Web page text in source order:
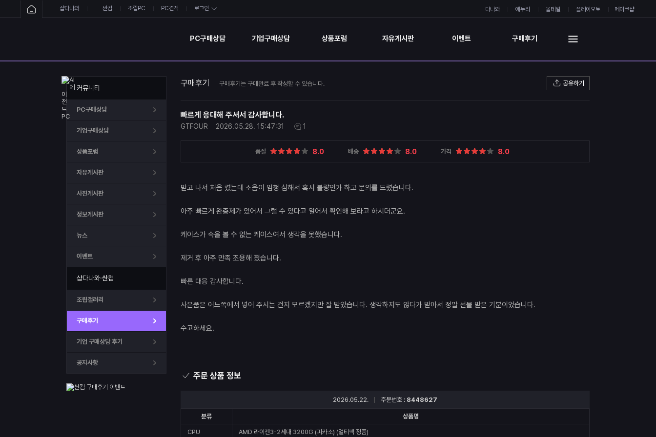
샵다나와 싼컴 조립PC PC견적 로그인 다나와 에누리 몰테일 플레이오토 메이크샵
PC구매상담 기업구매상담 상품포럼 자유게시판 이벤트 구매후기
커뮤니티
PC구매상담
기업구매상담
상품포럼
자유게시판
사진게시판
정보게시판
뉴스
이벤트
샵다나와·싼컴
조립갤러리
구매후기
기업 구매상담 후기
공지사항
구매후기 구매후기는 구매완료 후 작성할 수 있습니다. 공유하기
빠르게 응대해 주셔서 감사합니다.
GTFOUR 2026.05.28. 15:47:31 1
품질 8.0 배송 8.0 가격 8.0
받고 나서 처음 켰는데 소음이 엄청 심해서 혹시 불량인가 하고 문의를 드렸습니다.
아주 빠르게 완충제가 있어서 그럴 수 있다고 열어서 확인해 보라고 하시더군요.
케이스가 속을 볼 수 없는 케이스여서 생각을 못했습니다.
제거 후 아주 만족 조용해 졌습니다.
빠른 대응 감사합니다.
사은품은 어느쪽에서 넣어 주시는 건지 모르겠지만 잘 받았습니다. 생각하지도 않다가 받아서 정말 선물 받은 기분이었습니다.
수고하세요.
주문 상품 정보
2026.05.22. 주문번호 : 8448627
분류 상품명
CPU AMD 라이젠3-2세대 3200G (피카소) (멀티팩 정품)